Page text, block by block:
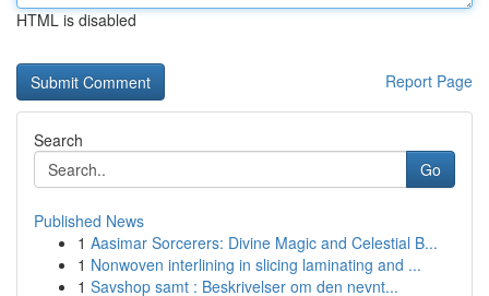
HTML is disabled
Report Page
Search
Go
Published News
1 Aasimar Sorcerers: Divine Magic and Celestial B...
1 Nonwoven interlining in slicing laminating and ...
1 Savshop samt : Beskrivelser om den nevnt...